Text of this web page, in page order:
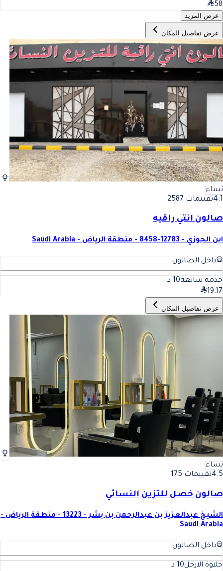
58
عرض المزيد
عرض تفاصيل المكان
نساء
4.1تقييمات 2587
صالون انتي راقيه
ابن الجوزي - 12783-8458 - منطقة الرياض - Saudi Arabia
داخل الصالون
خدمة سابعة10 د
19.17
عرض تفاصيل المكان
نساء
4.5تقييمات 175
صالون خصل للتزين النسائي
الشيخ عبدالعزيز بن عبدالرحمن بن بشر - 13223 - منطقة الرياض -
Saudi Arabia
داخل الصالون
حلاوة الارجل10 د